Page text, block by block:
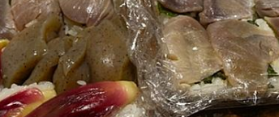
リンダブックス編集部
社/メーカー:泰文堂
: 2010/08/01
ア: 文庫
: 1人クリック: 27回
商品を含むブログ (1件) を見る